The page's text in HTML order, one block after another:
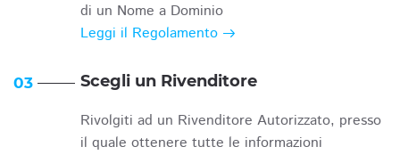
di un Nome a Dominio
Leggi il Regolamento
03 Scegli un Rivenditore
Rivolgiti ad un Rivenditore Autorizzato, presso
il quale ottenere tutte le informazioni